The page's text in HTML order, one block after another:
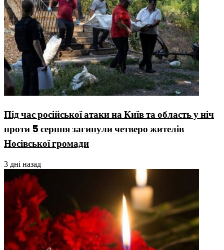
Під час російської атаки на Київ та область у ніч
проти 5 серпня загинули четверо жителів
Носівської громади
3 дні назад